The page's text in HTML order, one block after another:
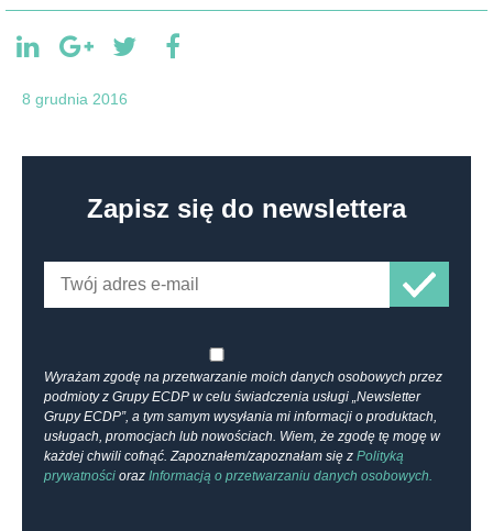
8 grudnia 2016
Zapisz się do newslettera
Wyrażam zgodę na przetwarzanie moich danych osobowych przez
podmioty z Grupy ECDP w celu świadczenia usługi „Newsletter
Grupy ECDP”, a tym samym wysyłania mi informacji o produktach,
usługach, promocjach lub nowościach. Wiem, że zgodę tę mogę w
każdej chwili cofnąć. Zapoznałem/zapoznałam się z Polityką
prywatności oraz Informacją o przetwarzaniu danych osobowych.